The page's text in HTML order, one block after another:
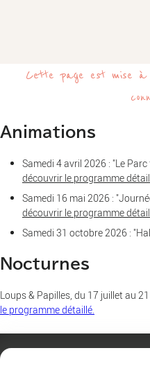
Cette page est mise à
Animations
Samedi 4 avril 2026 : "Le
découvrir le programme
Samedi 16 mai 2026 :
découvrir le programme
Samedi 31 octobre 2026 :
Nocturnes
Loups & Papilles, du 17 juillet au
le programme détaillé.